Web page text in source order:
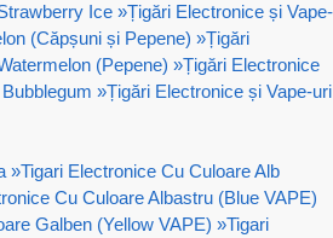
Ice »Țigări Electronice și Vape-
(Căpșuni și Pepene) »Țigări
(Pepene) »Țigări Electronice
»Țigări Electronice și Vape-uri
»Tigari Electronice Cu Culoare Alb
Cu Culoare Albastru (Blue VAPE)
Galben (Yellow VAPE) »Tigari